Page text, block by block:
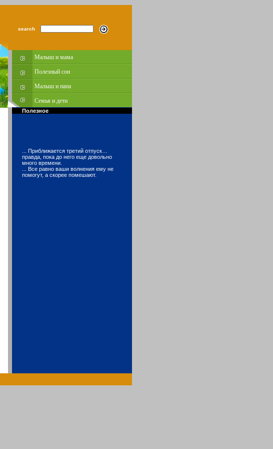
search
Малыш и мама
Полезный сон
Малыш и папа
Семья и дети
Полезное
... Приближается третий отпуск…
правда, пока до него еще довольно
много времени.
... Все равно ваши волнения ему не
помогут, а скорее помешают.